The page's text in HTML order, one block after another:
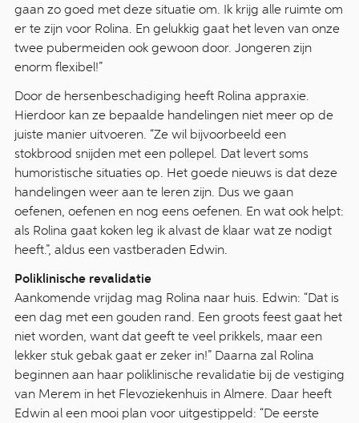
gaan zo goed met deze situatie om. Ik krijg alle ruimte om
er te zijn voor Rolina. En gelukkig gaat het leven van onze
twee pubermeiden ook gewoon door. Jongeren zijn
enorm flexibel!”
Door de hersenbeschadiging heeft Rolina appraxie.
Hierdoor kan ze bepaalde handelingen niet meer op de
juiste manier uitvoeren. “Ze wil bijvoorbeeld een
stokbrood snijden met een pollepel. Dat levert soms
humoristische situaties op. Het goede nieuws is dat deze
handelingen weer aan te leren zijn. Dus we gaan
oefenen, oefenen en nog eens oefenen. En wat ook helpt:
als Rolina gaat koken leg ik alvast de klaar wat ze nodigt
heeft.”, aldus een vastberaden Edwin.
Poliklinische revalidatie
Aankomende vrijdag mag Rolina naar huis. Edwin: “Dat is
een dag met een gouden rand. Een groots feest gaat het
niet worden, want dat geeft te veel prikkels, maar een
lekker stuk gebak gaat er zeker in!” Daarna zal Rolina
beginnen aan haar poliklinische revalidatie bij de vestiging
van Merem in het Flevoziekenhuis in Almere. Daar heeft
Edwin al een mooi plan voor uitgestippeld: “De eerste